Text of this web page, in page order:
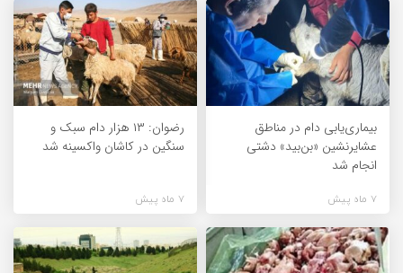
بیماری‌یابی دام در مناطق
عشایرنشین «بن‌بید» دشتی
انجام شد
7 ماه پیش
رضوان: ۱۳ هزار دام سبک و
سنگین در کاشان واکسینه شد
7 ماه پیش